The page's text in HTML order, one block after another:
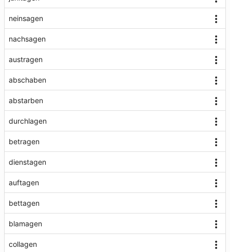
neinsagen
nachsagen
austragen
abschaben
abstarben
durchlagen
betragen
dienstagen
auftagen
bettagen
blamagen
collagen